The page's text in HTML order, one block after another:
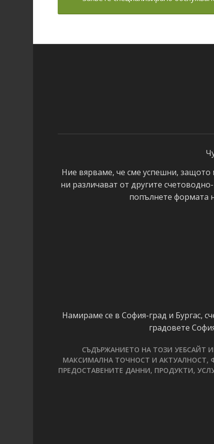
Ние вярваме, че сме успешни, защото
ни различават от другите
попълнете формата
Намираме се в София-град и Бургас,
градовете
СЪДЪРЖАНИЕТО НА ТОЗИ УЕБСАЙТ
МАКСИМАЛНА ТОЧНОСТ И АКТУАЛНОСТ,
ПРЕДОСТАВЕНИТЕ ДАННИ, ПРОДУКТИ,